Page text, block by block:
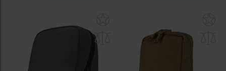
schowka